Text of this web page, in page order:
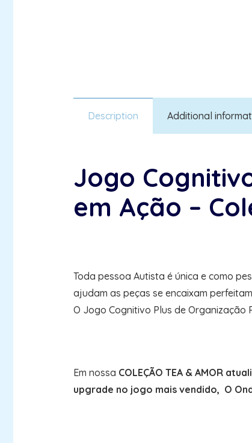
Description Additional
Jogo
em Ação –
Toda pessoa Autista é única e como
ajudam as peças se encaixam
O Jogo Cognitivo Plus de Organização
Em nossa COLEÇÃO TEA & AMOR
upgrade no jogo mais vendido, O